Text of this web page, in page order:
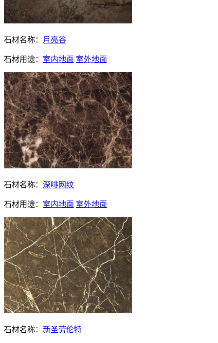
石材名称： 月亮谷
石材用途： 室内地面 室外地面
石材名称： 深啡网纹
石材用途： 室内地面 室外地面
石材名称： 新圣劳伦特